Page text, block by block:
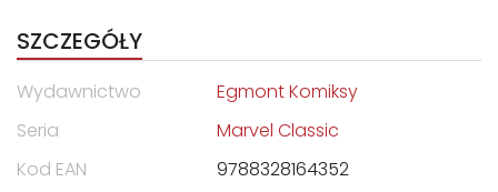
SZCZEGÓŁY
Wydawnictwo
Egmont Komiksy
Seria
Marvel Classic
Kod EAN
9788328164352